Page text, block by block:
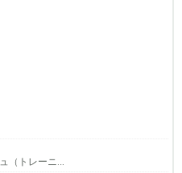
支部、イーストベイ支部が発
（トレーニ...